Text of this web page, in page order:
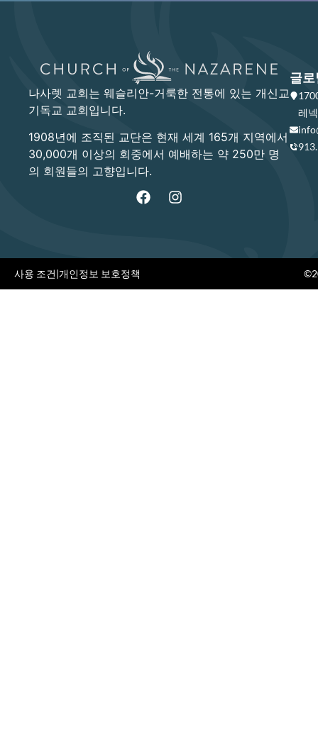
나사렛 교회는 웨슬리안-거룩한 전통에 있는 개신교
기독교 교회입니다.
1908년에 조직된 교단은 현재 세계 165개 지역에서
30,000개 이상의 회중에서 예배하는 약 250만 명
의 회원들의 고향입니다.
글로
레
사용 조건|개인정보 보호정책